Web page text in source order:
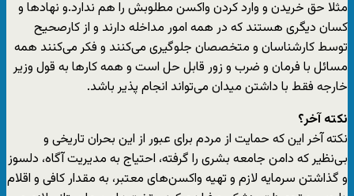
مثلا حق خریدن و وارد کردن واکسن مطلوبش را هم ندارد.و نهادها و
کسان دیگری هستند که در همه امور مداخله دارند و از کارصحیح
توسط کارشناسان و متخصصان جلوگیری می‌کنند و فکر می‌کنند همه
مسائل با فرمان و ضرب و زور قابل حل است و همه کارها به قول وزیر
خارجه فقط با داشتن میدان می‌تواند انجام پذیر باشد.
نکته آخر؟
نکته آخر این که حمایت از مردم برای عبور از این بحران تاریخی و
بی‌نظیر که دامن جامعه بشری را گرفته، احتیاج به مدیریت آگاه، دلسوز
و گذاشتن سرمایه لازم و تهیه واکسن‌های معتبر، به مقدار کافی و اقلام